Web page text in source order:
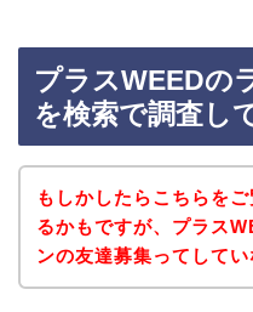
プラスWEEDの
を検索で調査し
もしかしたらこちらを
るかもですが、プラス
ンの友達募集ってしてい